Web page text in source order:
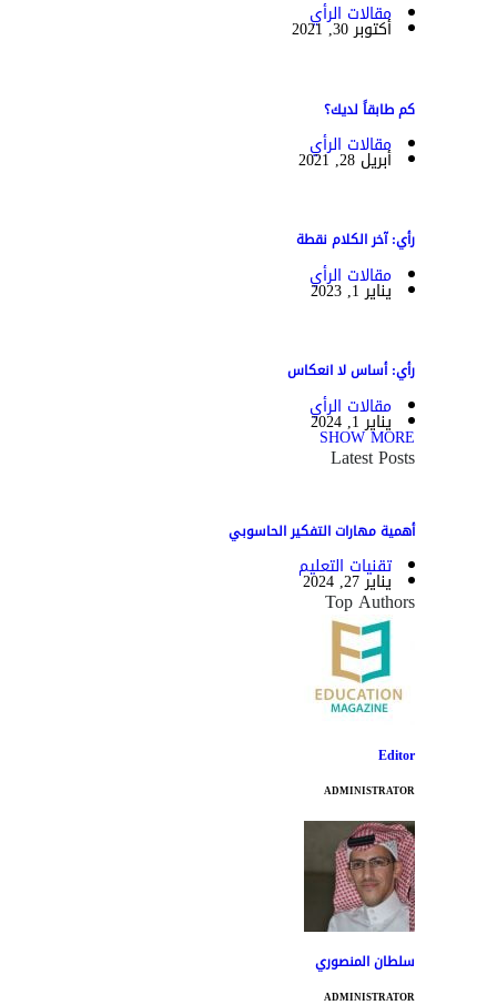
مقالات الرأي
أكتوبر 30, 2021
كم طابقاً لديك؟
مقالات الرأي
أبريل 28, 2021
رأي: آخر الكلام نقطة
مقالات الرأي
يناير 1, 2023
رأي: أساس لا انعكاس
مقالات الرأي
يناير 1, 2024
SHOW MORE
Latest Posts
أهمية مهارات التفكير الحاسوبي
تقنيات التعليم
يناير 27, 2024
Top Authors
Editor
ADMINISTRATOR
سلطان المنصوري
ADMINISTRATOR